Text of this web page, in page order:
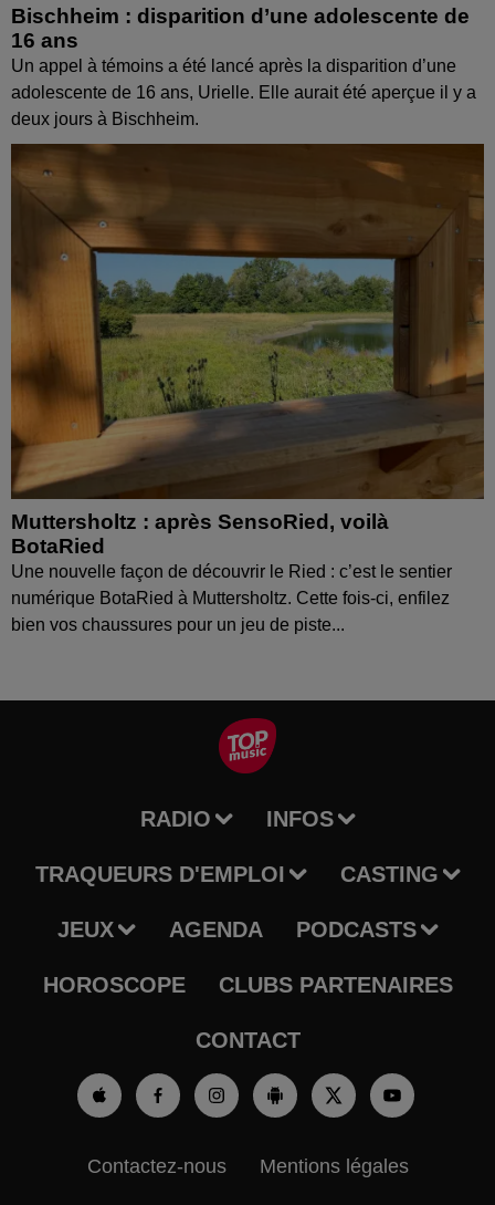
Bischheim : disparition d’une adolescente de
16 ans
Un appel à témoins a été lancé après la disparition d’une
adolescente de 16 ans, Urielle. Elle aurait été aperçue il y a
deux jours à Bischheim.
Muttersholtz : après SensoRied, voilà
BotaRied
Une nouvelle façon de découvrir le Ried : c’est le sentier
numérique BotaRied à Muttersholtz. Cette fois-ci, enfilez
bien vos chaussures pour un jeu de piste...
RADIO INFOS
TRAQUEURS D'EMPLOI CASTING
JEUX AGENDA PODCASTS
HOROSCOPE CLUBS PARTENAIRES
CONTACT
Contactez-nous Mentions légales